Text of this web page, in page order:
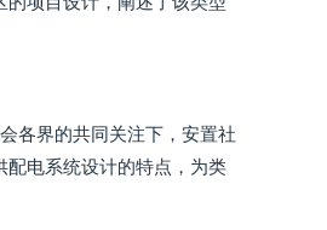
各界的共同关注下，安置社
配电系统设计的特点，为类